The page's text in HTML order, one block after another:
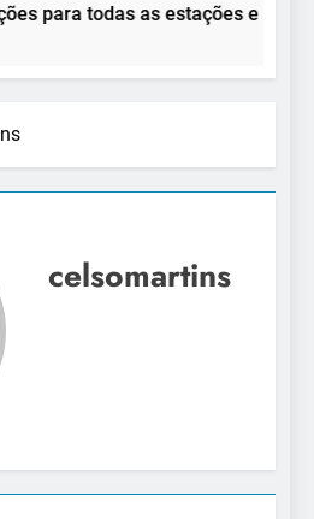
para todas as estações e todos
celsomartins